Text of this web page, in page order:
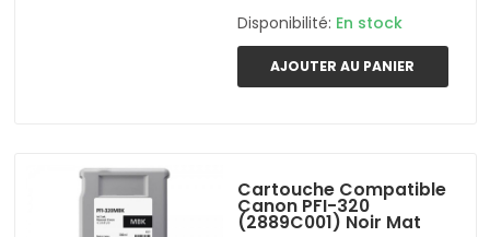
Disponibilité: En stock
AJOUTER AU PANIER
Cartouche Compatible
Canon PFI-320
(2889C001) Noir Mat